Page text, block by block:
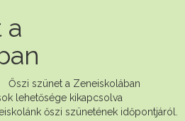
a
Őszi szünet a Zeneiskolában
lehetősége kikapcsolva
őszi szünetének időpontjáról.